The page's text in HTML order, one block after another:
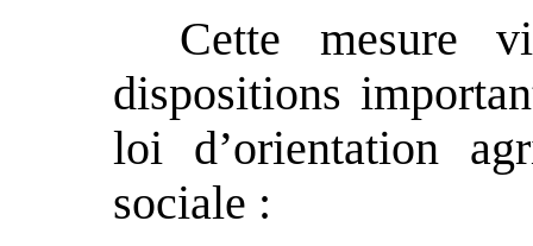
Cette mesure
dispositions
loi d’orientation
sociale :